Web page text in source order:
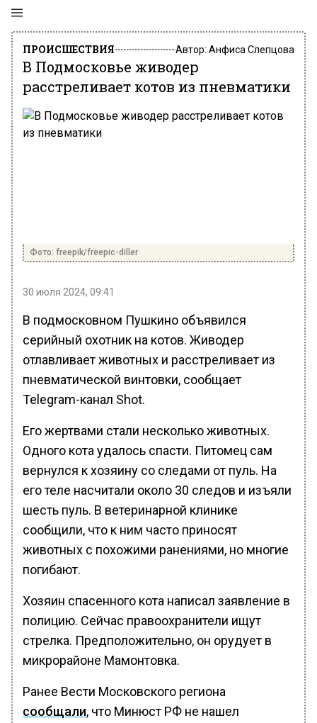
ПРОИСШЕСТВИЯ Автор: Анфиса Слепцова
В Подмосковье живодер
расстреливает котов из пневматики
Фото: freepik/freepic-diller
30 июля 2024, 09:41
В подмосковном Пушкино объявился
серийный охотник на котов. Живодер
отлавливает животных и расстреливает из
пневматической винтовки, сообщает
Telegram-канал Shot.
Его жертвами стали несколько животных.
Одного кота удалось спасти. Питомец сам
вернулся к хозяину со следами от пуль. На
его теле насчитали около 30 следов и изъяли
шесть пуль. В ветеринарной клинике
сообщили, что к ним часто приносят
животных с похожими ранениями, но многие
погибают.
Хозяин спасенного кота написал заявление в
полицию. Сейчас правоохранители ищут
стрелка. Предположительно, он орудует в
микрорайоне Мамонтовка.
Ранее Вести Московского региона
сообщали, что Минюст РФ не нашел